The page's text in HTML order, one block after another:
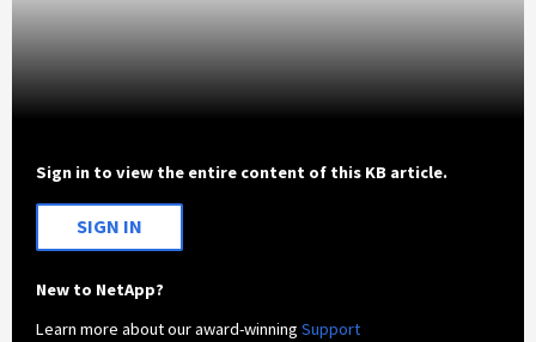
Sign in to view the entire content of this KB article.
SIGN IN
New to NetApp?
Learn more about our award-winningSupport